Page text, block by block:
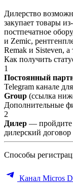
Дилерство
закупает товары
постпечатное
и Zemic,
Remak и Sisteven,
Как получить
1
Постоянный
Telegram канале
Group (ссылка
Дополнительные
2
Дилер — пройдите
дилерский
Способы
Канал Micros